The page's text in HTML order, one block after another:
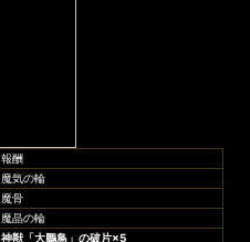
報酬
魔気の輪
魔骨
魔晶の輪
神獣「大鵬鳥」の破片×5